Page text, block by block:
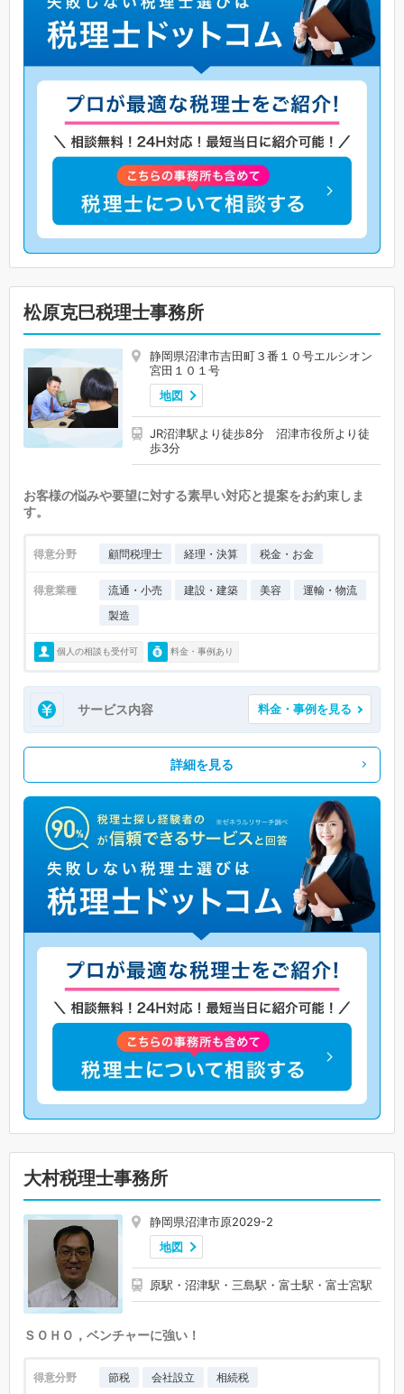
松原克巳税理士事務所
静岡県沼津市吉田町３番１０号エルシオン
宮田１０１号
地図
JR沼津駅より徒歩8分 沼津市役所より徒
歩3分
お客様の悩みや要望に対する素早い対応と提案をお約束しま
す。
得意分野 顧問税理士 経理・決算 税金・お金
得意業種 流通・小売 建設・建築 美容
運輸・物流
製造
個人の相談も受付可 料金・事例あり
サービス内容 料金・事例を見る
詳細を見る
大村税理士事務所
静岡県沼津市原2029-2
地図
原駅・沼津駅・三島駅・富士駅・富士宮駅
ＳＯＨＯ，ベンチャーに強い！
得意分野 節税 会社設立 相続税